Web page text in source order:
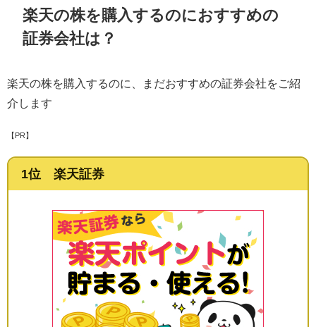
楽天の株を購入するのにおすすめの
証券会社は？
楽天の株を購入するのに、まだおすすめの証券会社をご紹
介します
【PR】
1位 楽天証券